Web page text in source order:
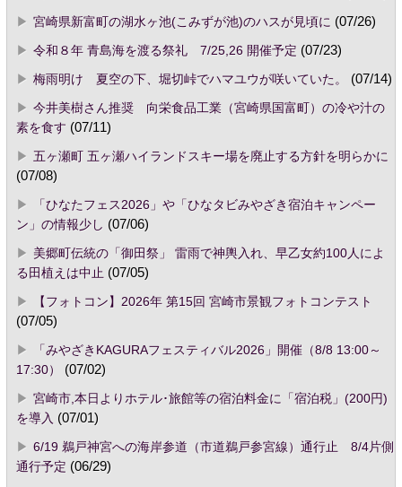
宮崎県新富町の湖水ヶ池(こみずが池)のハスが見頃に (07/26)
令和８年 青島海を渡る祭礼 7/25,26 開催予定 (07/23)
梅雨明け 夏空の下、堀切峠でハマユウが咲いていた。
(07/14)
今井美樹さん推奨 向栄食品工業（宮崎県国富町）の冷や汁の
素を食す (07/11)
五ヶ瀬町 五ヶ瀬ハイランドスキー場を廃止する方針を明らかに
(07/08)
「ひなたフェス2026」や「ひなタビみやざき宿泊キャンペー
ン」の情報少し (07/06)
美郷町伝統の「御田祭」 雷雨で神輿入れ、早乙女約100人によ
る田植えは中止 (07/05)
【フォトコン】2026年 第15回 宮崎市景観フォトコンテスト
(07/05)
「みやざきKAGURAフェスティバル2026」開催（8/8 13:00～
17:30）
(07/02)
宮崎市,本日よりホテル･旅館等の宿泊料金に「宿泊税」(200円)
を導入 (07/01)
6/19 鵜戸神宮への海岸参道（市道鵜戸参宮線）通行止 8/4片側
通行予定 (06/29)